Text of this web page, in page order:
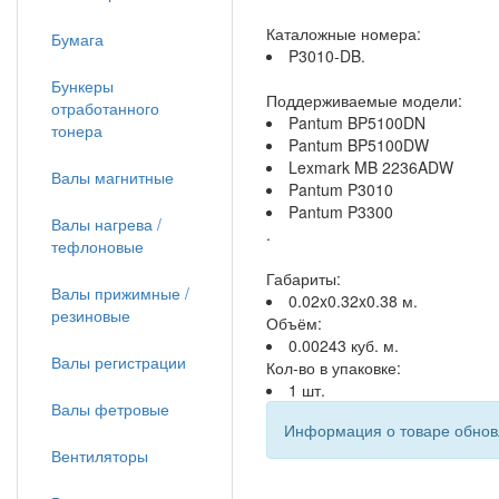
Каталожные номера:
P3010-DB.
Поддерживаемые модели:
Pantum BP5100DN
Pantum BP5100DW
Lexmark MB 2236ADW
Pantum P3010
Pantum P3300
.
Габариты:
0.02x0.32x0.38 м.
Объём:
0.00243 куб. м.
Кол-во в упаковке:
1 шт.
Информация о товаре
Бумага
Бункеры
отработанного
тонера
Валы магнитные
Валы нагрева /
тефлоновые
Валы прижимные /
резиновые
Валы регистрации
Валы фетровые
Вентиляторы